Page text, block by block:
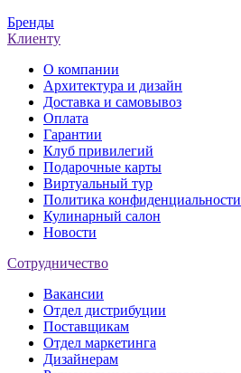
Бренды
Клиенту
О компании
Архитектура и дизайн
Доставка и самовывоз
Оплата
Гарантии
Клуб привилегий
Подарочные карты
Виртуальный тур
Политика конфиденциальности
Кулинарный салон
Новости
Сотрудничество
Вакансии
Отдел дистрибуции
Поставщикам
Отдел маркетинга
Дизайнерам